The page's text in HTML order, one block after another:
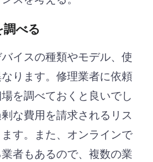
べる
イスの種類やモデル、使
ります。修理業者に依頼
を調べておくと良いでし
な費用を請求されるリス
す。また、オンラインで
者もあるので、複数の業